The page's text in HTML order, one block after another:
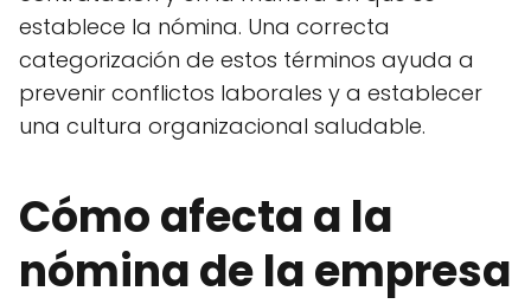
establece la nómina. Una correcta
categorización de estos términos ayuda a
prevenir conflictos laborales y a establecer
una cultura organizacional saludable.
Cómo afecta a la
nómina de la empresa